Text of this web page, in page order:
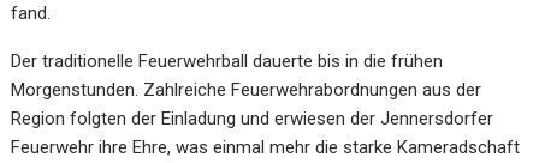
fand.
Der traditionelle Feuerwehrball dauerte bis in die frühen
Morgenstunden. Zahlreiche Feuerwehrabordnungen aus der
Region folgten der Einladung und erwiesen der Jennersdorfer
Feuerwehr ihre Ehre, was einmal mehr die starke Kameradschaft